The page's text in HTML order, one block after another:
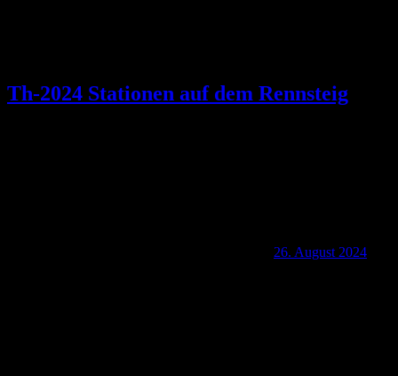
Th-2024 Stationen auf dem Rennsteig
26. August 2024